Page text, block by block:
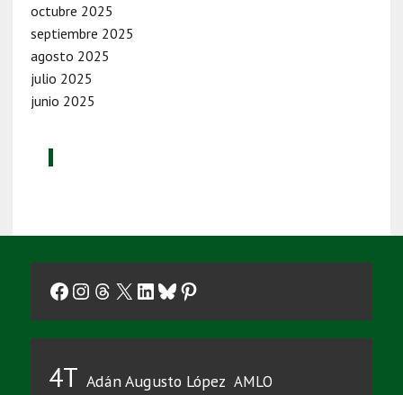
octubre 2025
septiembre 2025
agosto 2025
julio 2025
junio 2025
Facebook
Instagram
Threads
X LinkedIn
Bluesky
Pinterest
4T Adán Augusto López AMLO